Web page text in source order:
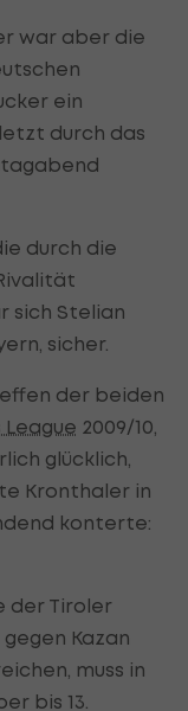
war aber die
ein
durch das
durch die
sich Stelian
sicher.
der beiden
2009/10,
glücklich,
Kronthaler in
konterte:
der Tiroler
Kazan
muss in
bis 13.